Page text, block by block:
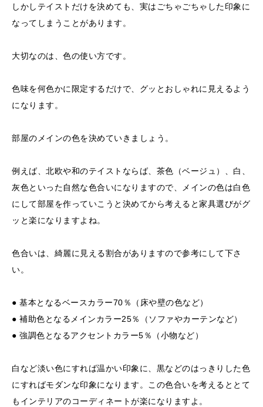
しかしテイストだけを決めても、実はごちゃごちゃした印象に
なってしまうことがあります。
大切なのは、色の使い方です。
色味を何色かに限定するだけで、グッとおしゃれに見えるよう
になります。
部屋のメインの色を決めていきましょう。
例えば、北欧や和のテイストならば、茶色（ベージュ）、白、
灰色といった自然な色合いになりますので、メインの色は白色
にして部屋を作っていこうと決めてから考えると家具選びがグ
ッと楽になりますよね。
色合いは、綺麗に見える割合がありますので参考にして下さ
い。
● 基本となるベースカラー70％（床や壁の色など）
● 補助色となるメインカラー25％（ソファやカーテンなど）
● 強調色となるアクセントカラー5％（小物など）
白など淡い色にすれば温かい印象に、黒などのはっきりした色
にすればモダンな印象になります。この色合いを考えるととて
もインテリアのコーディネートが楽になりますよ。